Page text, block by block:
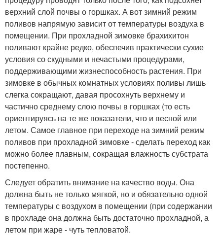
верхний слой почвы о горшках. А вот зимний режим
поливов напрямую зависит от температуры воздуха в
помещении. При прохладной зимовке брахихитон
поливают крайне редко, обеспечив практически сухие
условия со скудными и нечастыми процедурами,
поддерживающими жизнеспособность растения. При
зимовке в обычных комнатных условиях поливы лишь
слегка сокращают, давая просохнуть верхнему и
частично среднему слою почвы в горшках (то есть
ориентируясь на те же показатели, что и весной или
летом. Самое главное при переходе на зимний режим
поливов при прохладной зимовке - сделать переход как
можно более плавным, сокращая влажность субстрата
постепенно.
Следует обратить внимание на качество воды. Она
должна быть не только мягкой, но и обязательно одной
температуры с воздухом в помещении (при содержании
в прохладе она должна быть достаточно прохладной, а
летом при жаре - чуть тепловатой.